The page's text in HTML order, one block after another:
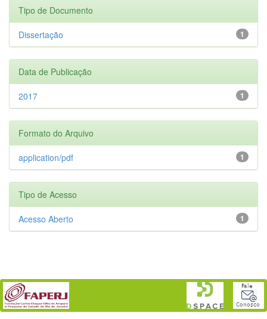
Tipo de Documento
1
Dissertação
Data de Publicação
1
2017
Formato do Arquivo
1
application/pdf
Tipo de Acesso
1
Acesso Aberto